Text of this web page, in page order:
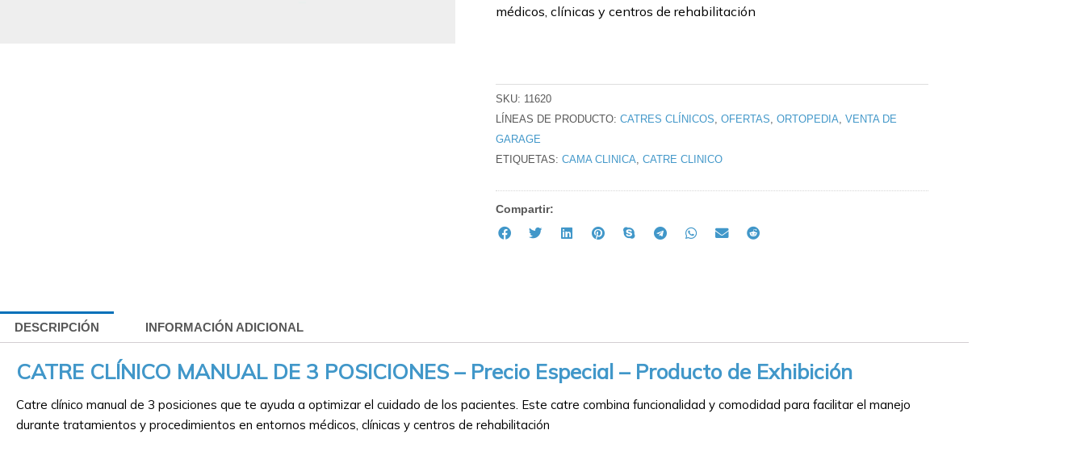
médicos, clínicas y centros de rehabilitación
SKU: 11620
LÍNEAS DE PRODUCTO: CATRES CLÍNICOS, OFERTAS, ORTOPEDIA, VENTA DE
GARAGE
ETIQUETAS: CAMA CLINICA, CATRE CLINICO
Compartir:
DESCRIPCIÓN INFORMACIÓN ADICIONAL
CATRE CLÍNICO MANUAL DE 3 POSICIONES – Precio Especial – Producto de Exhibición
Catre clínico manual de 3 posiciones que te ayuda a optimizar el cuidado de los pacientes. Este catre combina funcionalidad y comodidad para facilitar el manejo
durante tratamientos y procedimientos en entornos médicos, clínicas y centros de rehabilitación